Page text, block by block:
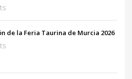
de la Feria Taurina de Murcia 2026